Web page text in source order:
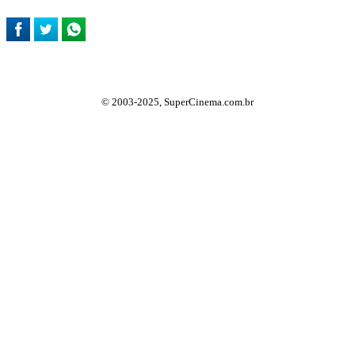
© 2003-2025, SuperCinema.com.br